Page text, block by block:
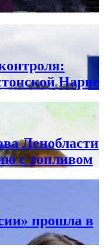
Нарве
Ленобласти
с топливом
прошла в